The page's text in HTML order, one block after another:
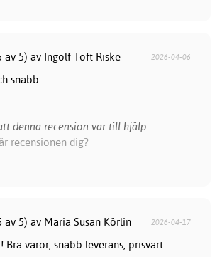
5) av Ingolf Toft Riske 2026-04-06
snabb
denna recension var till hjälp.
recensionen dig?
5) av Maria Susan Körlin 2026-04-17
Bra varor, snabb leverans, prisvärt.